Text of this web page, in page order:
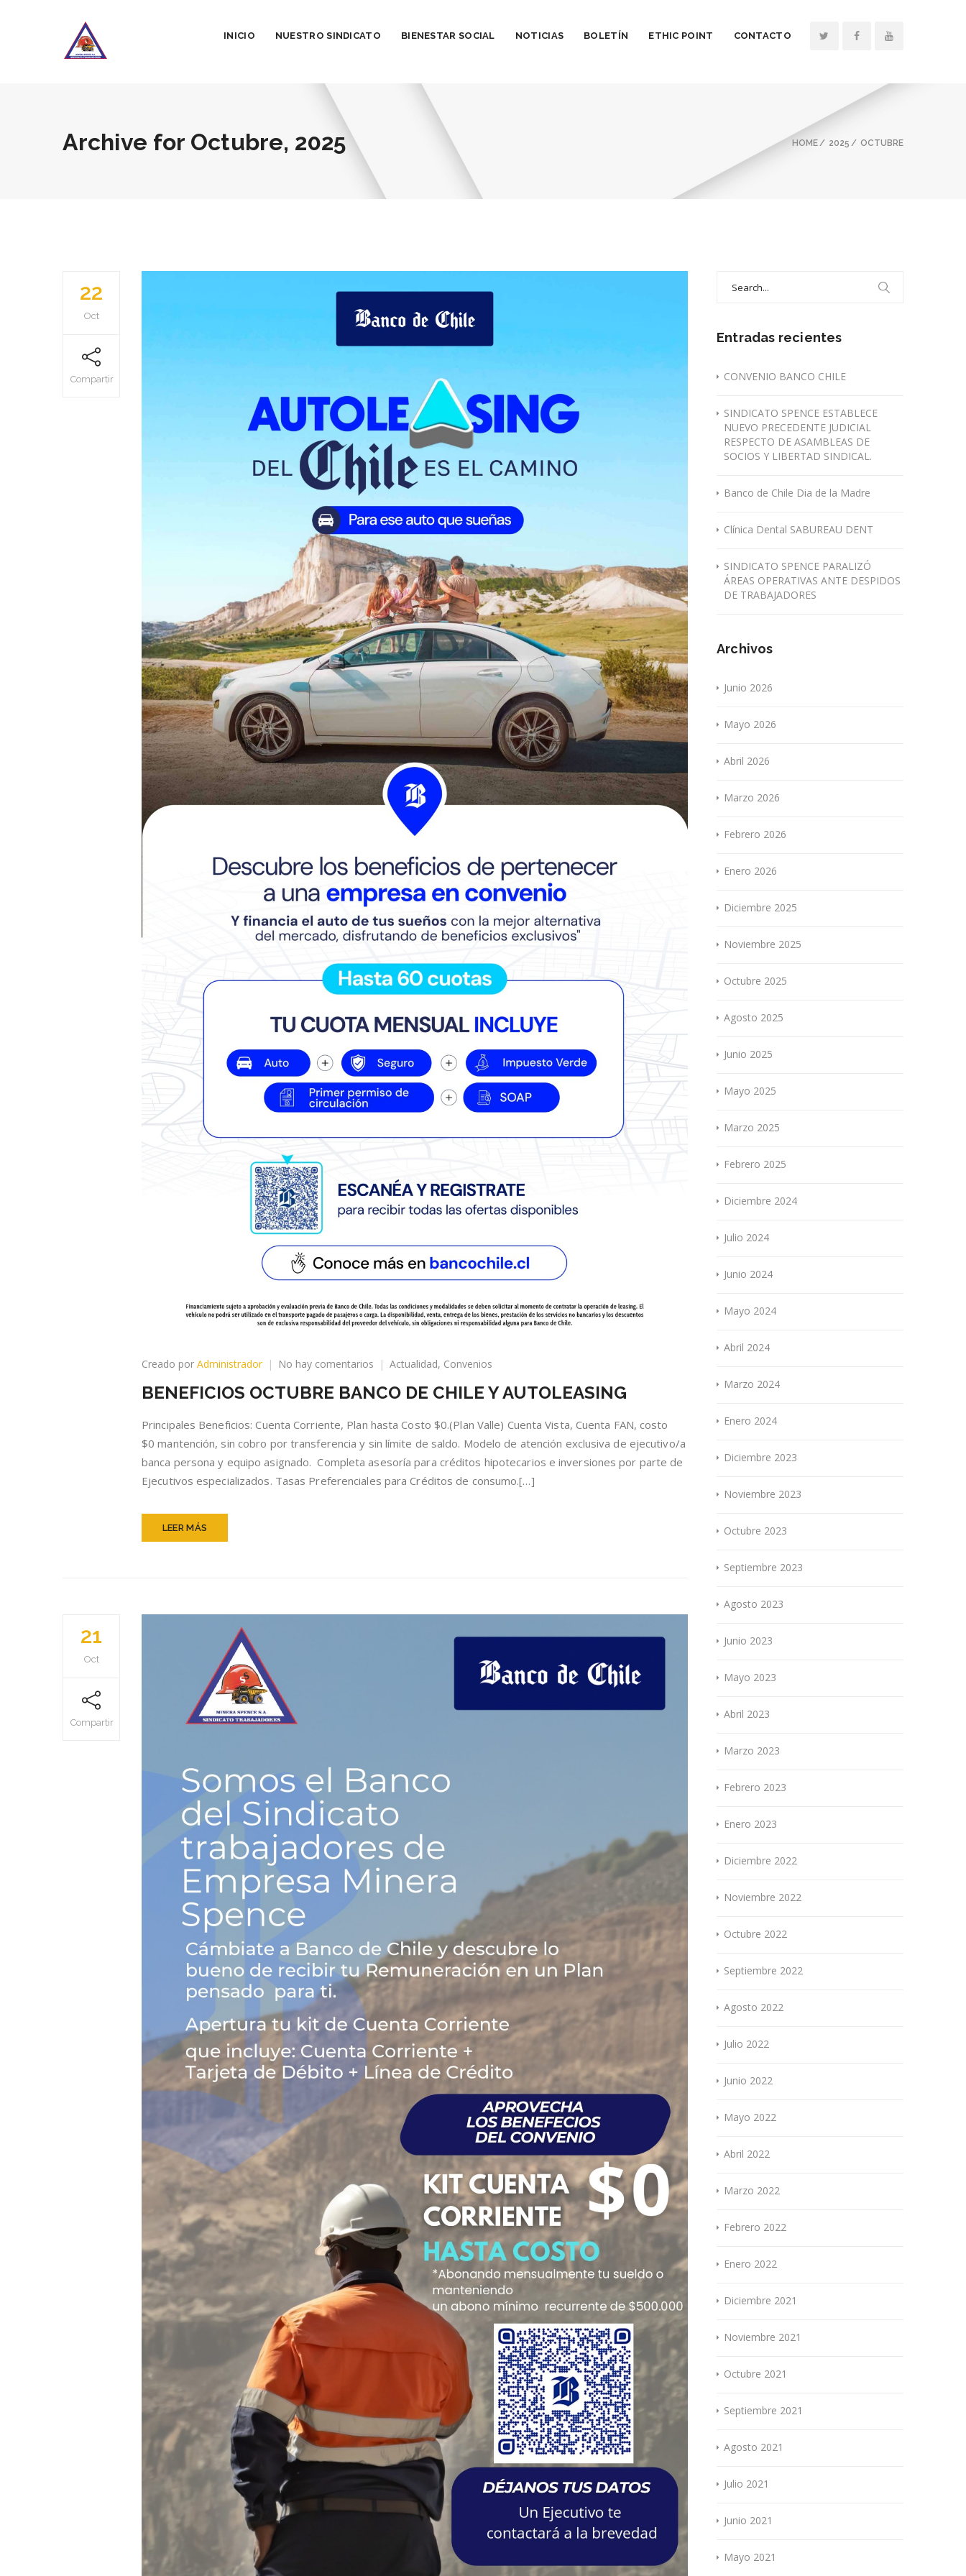
INICIO NUESTRO SINDICATO BIENESTAR SOCIAL NOTICIAS BOLETÍN ETHIC POINT CONTACTO
Archive for Octubre, 2025 HOME 2025 OCTUBRE
22
Oct
Compartir
Creado por Administrador No hay comentarios
en
OCTUBRE
DE
Y
AUTOLEASING
Actualidad, Convenios
BENEFICIOS OCTUBRE BANCO DE CHILE Y AUTOLEASING
Principales Beneficios: Cuenta Corriente, Plan hasta Costo $0.(Plan Valle) Cuenta Vista, Cuenta FAN, costo
$0 mantención, sin cobro por transferencia y sin límite de saldo. Modelo de atención exclusiva de ejecutivo/a
banca persona y equipo asignado. Completa asesoría para créditos hipotecarios e inversiones por parte de
Ejecutivos especializados. Tasas Preferenciales para Créditos de consumo.[…]
LEER MÁS
21
Oct
Compartir
Entradas recientes
CONVENIO BANCO CHILE
SINDICATO SPENCE ESTABLECE
NUEVO PRECEDENTE JUDICIAL
RESPECTO DE ASAMBLEAS DE
SOCIOS Y LIBERTAD SINDICAL.
Banco de Chile Dia de la Madre
Clínica Dental SABUREAU DENT
SINDICATO SPENCE PARALIZÓ
ÁREAS OPERATIVAS ANTE DESPIDOS
DE TRABAJADORES
Archivos
Junio 2026
Mayo 2026
Abril 2026
Marzo 2026
Febrero 2026
Enero 2026
Diciembre 2025
Noviembre 2025
Octubre 2025
Agosto 2025
Junio 2025
Mayo 2025
Marzo 2025
Febrero 2025
Diciembre 2024
Julio 2024
Junio 2024
Mayo 2024
Abril 2024
Marzo 2024
Enero 2024
Diciembre 2023
Noviembre 2023
Octubre 2023
Septiembre 2023
Agosto 2023
Junio 2023
Mayo 2023
Abril 2023
Marzo 2023
Febrero 2023
Enero 2023
Diciembre 2022
Noviembre 2022
Octubre 2022
Septiembre 2022
Agosto 2022
Julio 2022
Junio 2022
Mayo 2022
Abril 2022
Marzo 2022
Febrero 2022
Enero 2022
Diciembre 2021
Noviembre 2021
Octubre 2021
Septiembre 2021
Agosto 2021
Julio 2021
Junio 2021
Mayo 2021